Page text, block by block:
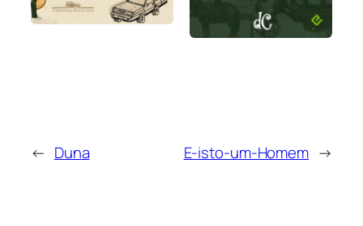
← Duna E-isto-um-Homem →